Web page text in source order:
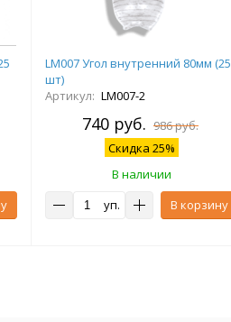
LM007 Угол внутренний 80мм (25
шт)
Артикул: LM007-2
740 руб. 986 руб.
Скидка 25%
В наличии
уп.
В корзину